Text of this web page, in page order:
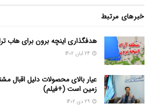
خبرهای مرتبط
هدفگذاری اینچه برون برای هاب
عیار بالای محصولات دلیل اقبال
زمین است (+فیلم)